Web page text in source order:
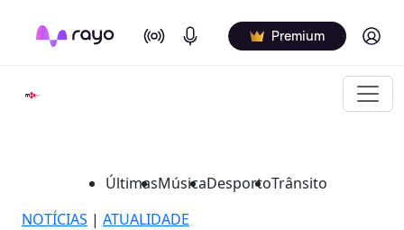
On Air Podcasts Premium Log in
ÚltimasMúsicaDesportoTrânsito
NOTÍCIAS | ATUALIDADE